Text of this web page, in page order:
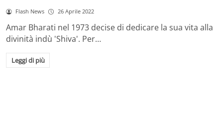
Flash News 26 Aprile 2022
Amar Bharati nel 1973 decise di dedicare la sua vita alla
divinità indù 'Shiva'. Per…
Leggi di più